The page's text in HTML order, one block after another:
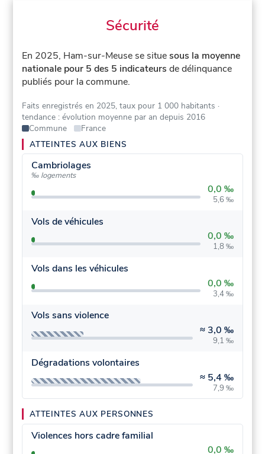
Sécurité
En 2025, Ham-sur-Meuse se situesous la moyenne
nationale pour 5 des 5 indicateurs de délinquance
publiés pour la commune.
Faits enregistrés en 2025, taux pour 1 000 habitants ·
tendance : évolution moyenne par an depuis 2016
Commune
France
ATTEINTES AUX BIENS
Cambriolages
‰ logements
0,0 ‰
5,6 ‰
Vols de véhicules
0,0 ‰
1,8 ‰
Vols dans les véhicules
0,0 ‰
3,4 ‰
Vols sans violence
≈ 3,0 ‰
9,1 ‰
Dégradations volontaires
≈ 5,4 ‰
7,9 ‰
ATTEINTES AUX PERSONNES
Violences hors cadre familial
0,0 ‰